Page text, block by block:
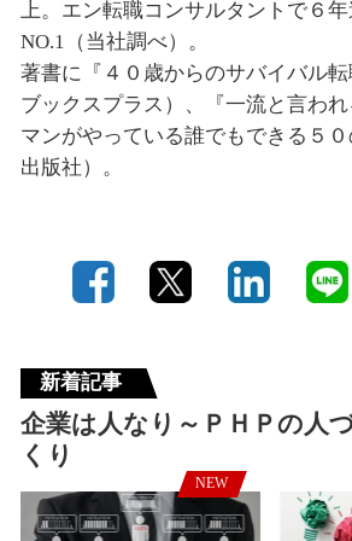
上。エン転職コンサルタントで６
NO.1（当社調べ）。
著書に『４０歳からのサバイバル
ブックスプラス）、『一流と言わ
マンがやっている誰でもできる５
出版社）。
新着記事
企業は人なり～ＰＨＰの人
くり
NEW